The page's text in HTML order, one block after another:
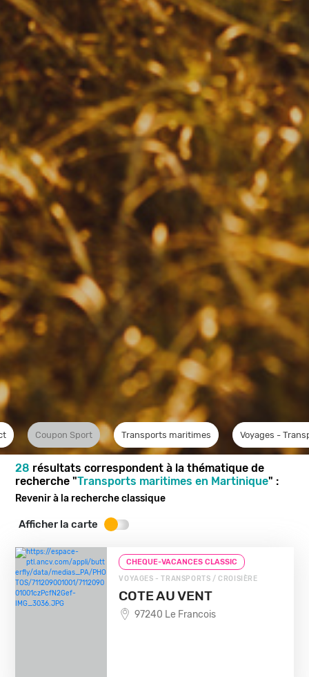
Coupon Sport Transports maritimes Voyages -
28 résultats correspondent à la thématique de
recherche "Transports maritimes en Martinique" :
Revenir à la recherche classique
Afficher la carte
CHEQUE-VACANCES CLASSIC
VOYAGES - TRANSPORTS / CROISIÈRE
COTE AU VENT
97240 Le Francois